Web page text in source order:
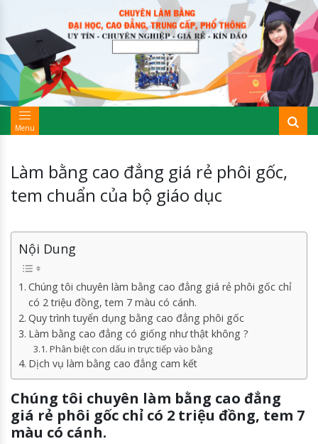
Menu
Làm bằng cao đẳng giá rẻ phôi gốc,
tem chuẩn của bộ giáo dục
Nội Dung
Chúng tôi chuyên làm bằng cao đẳng giá rẻ phôi gốc chỉ
có 2 triệu đồng, tem 7 màu có cánh.
Quy trình tuyển dụng bằng cao đẳng phôi gốc
Làm bằng cao đẳng có giống như thật không ?
Phân biệt con dấu in trực tiếp vào bằng
Dịch vụ làm bằng cao đẳng cam kết
Chúng tôi chuyên làm bằng cao đẳng
giá rẻ phôi gốc chỉ có 2 triệu đồng, tem 7
màu có cánh.